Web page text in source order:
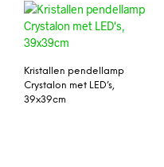
Kristallen pendellamp
Crystalon met LED’s,
39x39cm